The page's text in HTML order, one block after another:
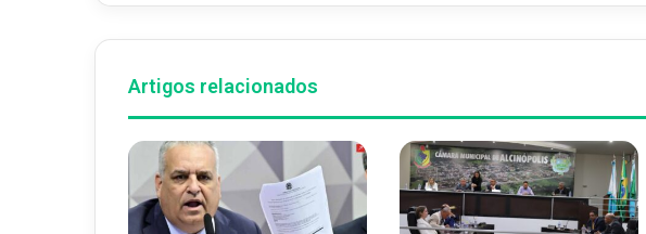
Artigos relacionados